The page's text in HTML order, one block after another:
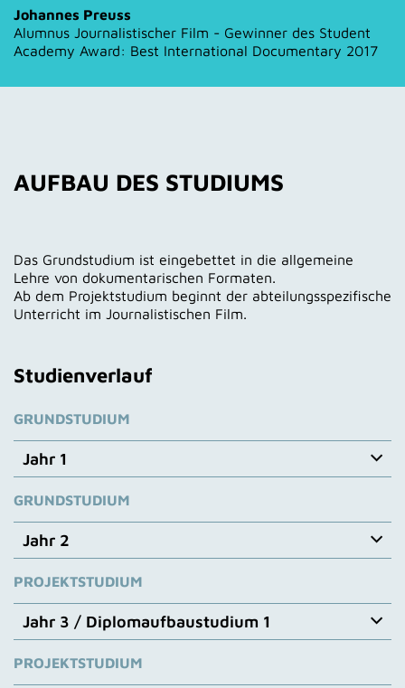
Johannes Preuss
Alumnus Journalistischer Film - Gewinner des Student
Academy Award: Best International Documentary 2017
AUFBAU DES STUDIUMS
Das Grundstudium ist eingebettet in die allgemeine
Lehre von dokumentarischen Formaten.
Ab dem Projektstudium beginnt der abteilungsspezifische
Unterricht im Journalistischen Film.
Studienverlauf
GRUNDSTUDIUM
Jahr 1
Jahr 1 Grundstudium
Das erste Jahr im Grundstudium verläuft analogzum
allgemeinen ersten Studienjahr an der Filmakademie
(siehe Studienverlauf).
GRUNDSTUDIUM
Jahr 2
Jahr 2 Grundstudium
Das zweite Jahr im Grundstudium verläuft analogzum
allgemeinen zweiten Studienjahr an der Filmakademie
(siehe Studienverlauf).
PROJEKTSTUDIUM
Jahr 3 / Diplomaufbaustudium 1
Jahr 3 / Diplomaufbaustudium 1
PROJEKTSTUDIUM